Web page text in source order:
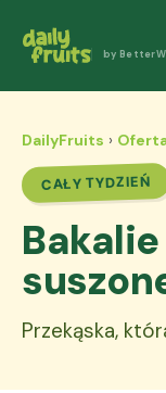
by
DailyFruits ›
CAŁY TYDZIEŃ
Przekąska,